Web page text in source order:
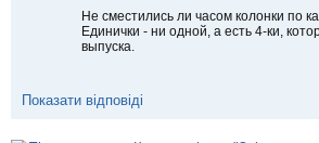
Не сместились ли часом колонки по
Единички - ни одной, а есть 4-ки,
выпуска.
Показати відповіді